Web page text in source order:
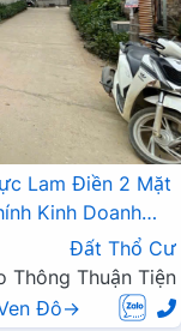
Lam Điền 2 Mặt
Kinh Doanh
Đất Thổ Cư
Thông Thuận Tiện
Đô→